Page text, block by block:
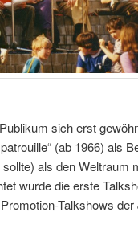
sich erst
(ab 1966) als
als den Weltraum
wurde die erste
Talkshows